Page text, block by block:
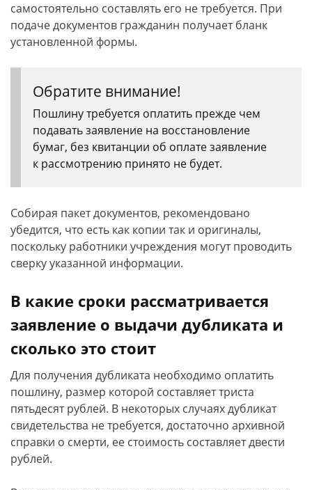
самостоятельно составлять его не требуется. При
подаче документов гражданин получает бланк
установленной формы.
Обратите внимание!
Пошлину требуется оплатить прежде чем
подавать заявление на восстановление
бумаг, без квитанции об оплате заявление
к рассмотрению принято не будет.
Собирая пакет документов, рекомендовано
убедится, что есть как копии так и оригиналы,
поскольку работники учреждения могут проводить
сверку указанной информации.
В какие сроки рассматривается
заявление о выдачи дубликата и
сколько это стоит
Для получения дубликата необходимо оплатить
пошлину, размер которой составляет триста
пятьдесят рублей. В некоторых случаях дубликат
свидетельства не требуется, достаточно архивной
справки о смерти, ее стоимость составляет двести
рублей.